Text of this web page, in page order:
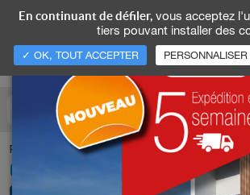
Pour nous appeler
04 74 93 25 35
En continuant de défiler,vous acceptez
tiers pouvant installer des
✓ OK, TOUT ACCEPTER PERSONNALISER